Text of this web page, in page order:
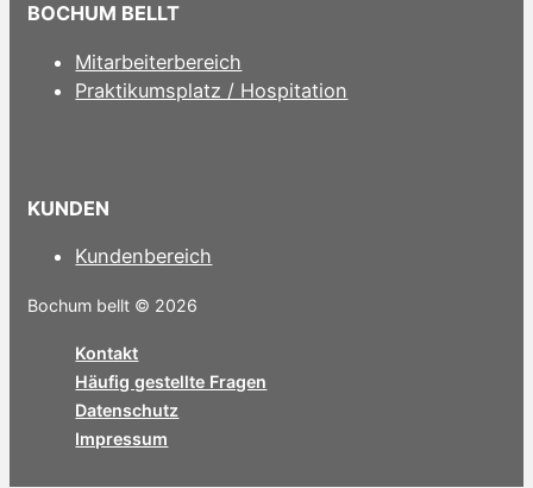
BOCHUM BELLT
Mitarbeiterbereich
Praktikumsplatz / Hospitation
KUNDEN
Kundenbereich
Bochum bellt © 2026
Kontakt
Häufig gestellte Fragen
Datenschutz
Impressum